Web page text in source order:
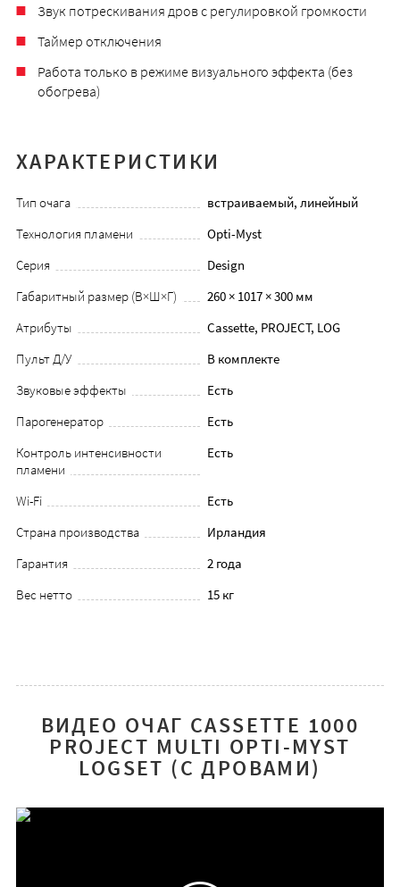
Звук потрескивания дров с регулировкой громкости
Таймер отключения
Работа только в режиме визуального эффекта (без
обогрева)
ХАРАКТЕРИСТИКИ
Тип очага
встраиваемый, линейный
Технология пламени
Opti-Myst
Серия
Design
Габаритный размер (В×Ш×Г)
260 × 1017 × 300 мм
Атрибуты
Cassette, PROJECT, LOG
Пульт Д/У
В комплекте
Звуковые эффекты
Есть
Парогенератор
Есть
Контроль интенсивности
пламени
Есть
Wi-Fi
Есть
Страна производства
Ирландия
Гарантия
2 года
Вес нетто
15 кг
ВИДЕО ОЧАГ CASSETTE 1000
PROJECT MULTI OPTI-MYST
LOGSET (С ДРОВАМИ)